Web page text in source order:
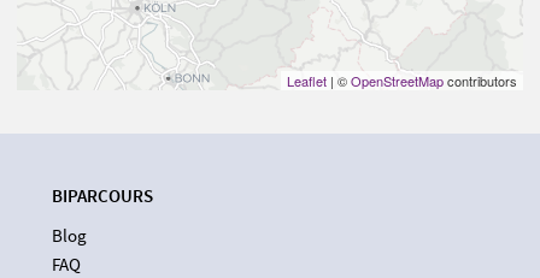
Leaflet | ©OpenStreetMapcontributors
BIPARCOURS
Blog
FAQ